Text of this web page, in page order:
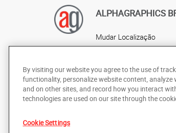
ALPHAGRAPHICS
Mudar Localização
AlphaGraphics Brasil
By visiting our website you agree to the use of
functionality, personalize website content,
and on other sites, and record how you interact
technologies are used on our site through the
Cookie Settings